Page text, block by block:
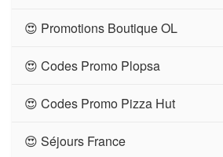
😍 Promotions Boutique OL
😍 Codes Promo Plopsa
😍 Codes Promo Pizza Hut
😍 Séjours France